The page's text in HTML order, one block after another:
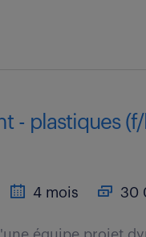
- plastiques
4 mois 30